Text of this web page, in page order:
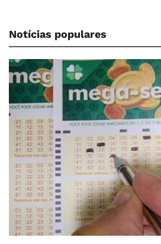
Notícias populares